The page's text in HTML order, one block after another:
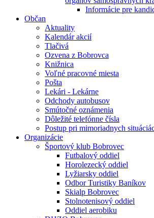
Informácie pre
Občan
Aktuality
Kalendár akcií
Tlačivá
Ozvena z Bobrovca
Knižnica
Voľné pracovné miesta
Pošta
Lekári - Lekárne
Odchody autobusov
Smútočné oznámenia
Dôležité telefónne čísla
Postup pri mimoriadnych
Organizácie
Športový klub Bobrovec
Futbalový oddiel
Horolezecký oddiel
Lyžiarsky oddiel
Odbor Turistiky Baníkov
Skialp Bobrovec
Stolnotenisový oddiel
Oddiel aerobiku